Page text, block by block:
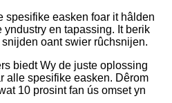
spesifike easken foar it hâlden
yndustry en tapassing. It berik
oant swier rûchsnijen.
biedt Wy de juste oplossing
alle spesifike easken. Dêrom
10 prosint fan ús omset yn